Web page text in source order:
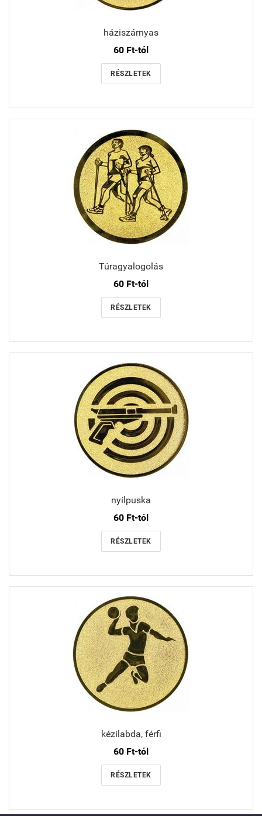
háziszárnyas
60 Ft-tól
RÉSZLETEK
Túragyalogolás
60 Ft-tól
RÉSZLETEK
nyílpuska
60 Ft-tól
RÉSZLETEK
kézilabda, férfi
60 Ft-tól
RÉSZLETEK